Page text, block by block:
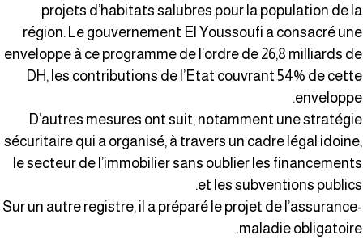
projets d’habitats salubres pour la population de
région. Le gouvernement El Youssoufi a consacré
enveloppe à ce programme de l’ordre de 26,8 milliards
DH, les contributions de l’Etat couvrant 54% de
D’autres mesures ont suit, notamment une
sécuritaire qui a organisé, à travers un cadre légal
le secteur de l’immobilier sans oublier les
et les subventions
Sur un autre registre, il a préparé le projet de
maladie